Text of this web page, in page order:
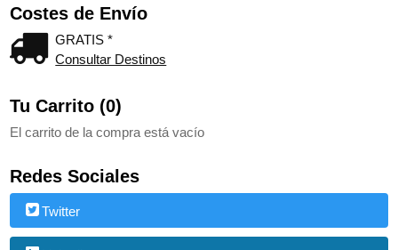
Costes de Envío
GRATIS *
Consultar Destinos
Tu Carrito (0)
El carrito de la compra está vacío
Redes Sociales
Twitter